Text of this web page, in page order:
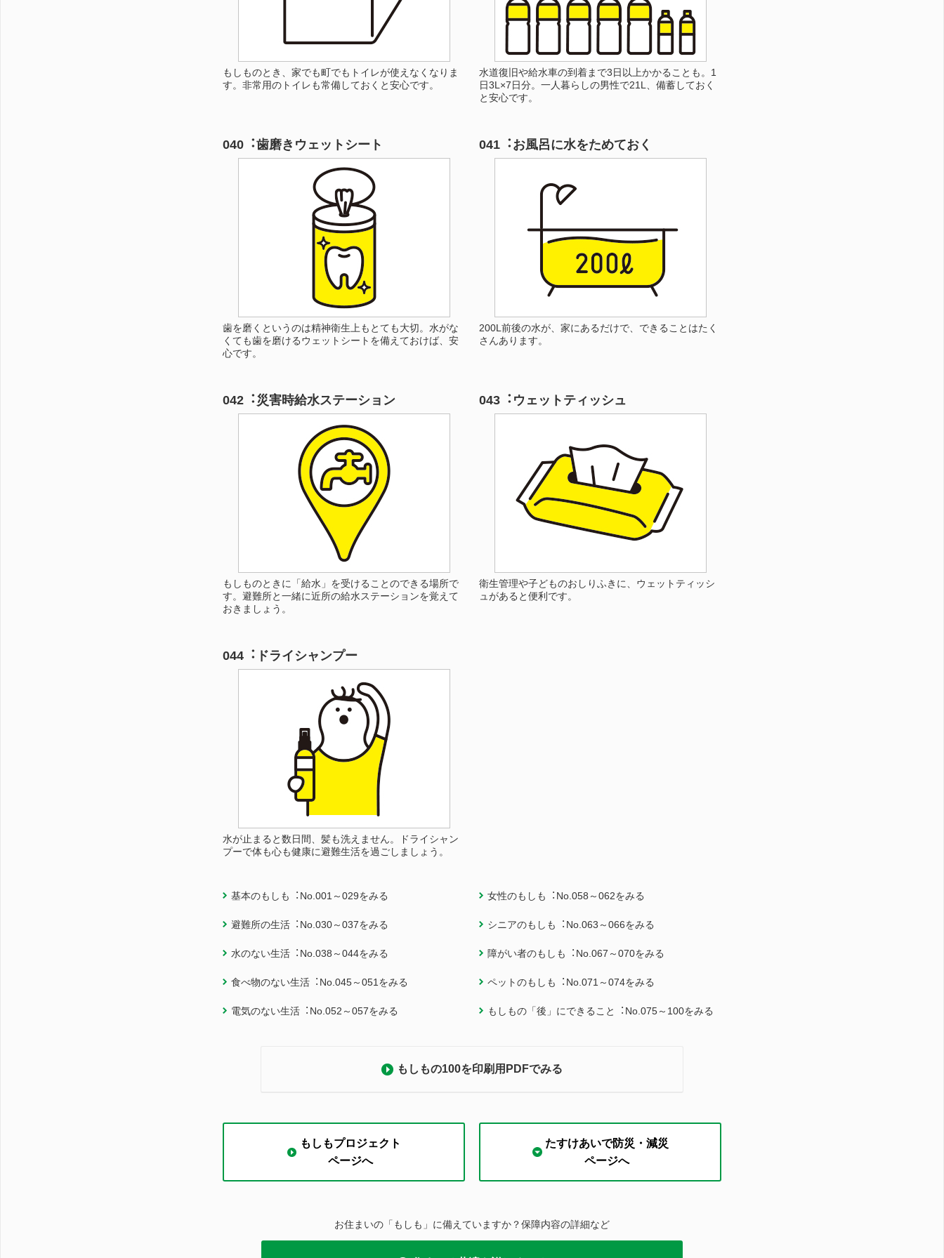
もしものとき、家でも町でもトイレが使えなくなりま
す。非常用のトイレも常備しておくと安心です。
水道復旧や給水車の到着まで3日以上かかることも。1
日3L×7日分。一人暮らしの男性で21L、備蓄しておく
と安心です。
040︓歯磨きウェットシート
歯を磨くというのは精神衛生上もとても大切。水がな
くても歯を磨けるウェットシートを備えておけば、安
心です。
041︓お風呂に水をためておく
200L前後の水が、家にあるだけで、できることはたく
さんあります。
042︓災害時給水ステーション
もしものときに「給水」を受けることのできる場所で
す。避難所と一緒に近所の給水ステーションを覚えて
おきましょう。
043︓ウェットティッシュ
衛生管理や子どものおしりふきに、ウェットティッシ
ュがあると便利です。
044︓ドライシャンプー
水が止まると数日間、髪も洗えません。ドライシャン
プーで体も心も健康に避難生活を過ごしましょう。
基本のもしも︓No.001～029をみる
避難所の生活︓No.030～037をみる
水のない生活︓No.038～044をみる
食べ物のない生活︓No.045～051をみる
電気のない生活︓No.052～057をみる
女性のもしも︓No.058～062をみる
シニアのもしも︓No.063～066をみる
障がい者のもしも︓No.067～070をみる
ペットのもしも︓No.071～074をみる
もしもの「後」にできること︓No.075～100をみる
もしもの100を印刷用PDFでみる
もしもプロジェクト
ページへ
たすけあいで防災・減災
ページへ
お住まいの「もしも」に備えていますか？保障内容の詳細など